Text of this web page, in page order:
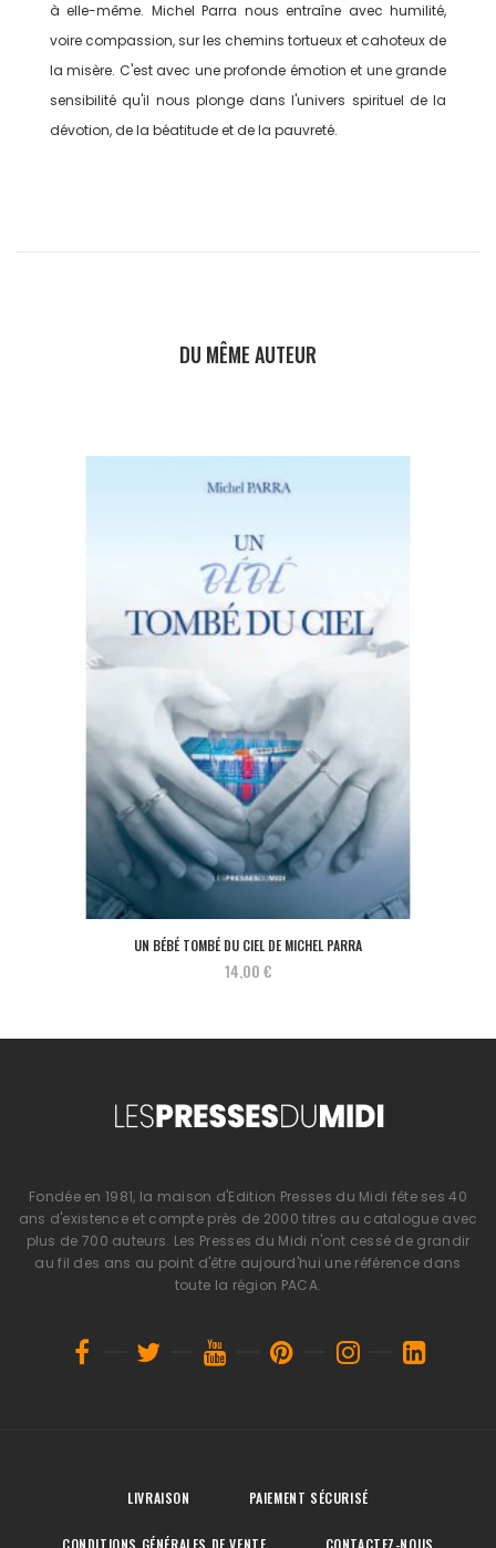
à elle-même. Michel Parra nous entraîne avec humilité,
voire compassion, sur les chemins tortueux et cahoteux de
la misère. C'est avec une profonde émotion et une grande
sensibilité qu'il nous plonge dans l'univers spirituel de la
dévotion, de la béatitude et de la pauvreté.
DU MÊME AUTEUR
UN BÉBÉ TOMBÉ DU CIEL DE MICHEL PARRA
14,00 €
Fondée en 1981, la maison d'Edition Presses du Midi fête ses 40
ans d'existence et compte près de 2000 titres au catalogue avec
plus de 700 auteurs. Les Presses du Midi n'ont cessé de grandir
au fil des ans au point d'être aujourd'hui une référence dans
toute la région PACA.
LIVRAISON PAIEMENT SÉCURISÉ